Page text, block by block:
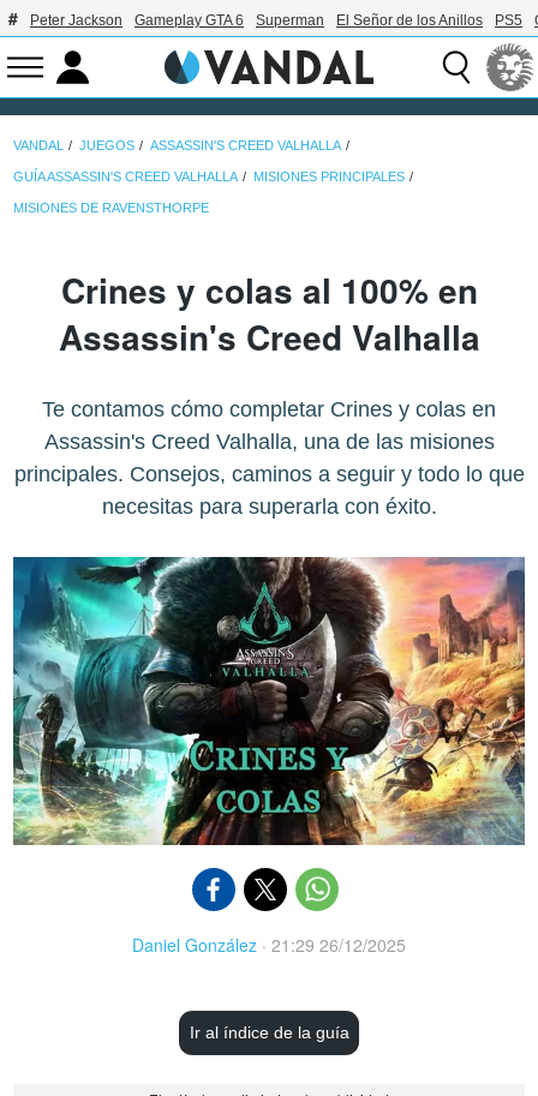
Peter Jackson Gameplay GTA 6 Superman El Señor de los Anillos PS5
VANDAL JUEGOS ASSASSIN'S CREED VALHALLA
GUÍA ASSASSIN'S CREED VALHALLA MISIONES PRINCIPALES
MISIONES DE RAVENSTHORPE
Crines y colas al 100% en
Assassin's Creed Valhalla
Te contamos cómo completar Crines y colas en
Assassin's Creed Valhalla, una de las misiones
principales. Consejos, caminos a seguir y todo lo que
necesitas para superarla con éxito.
Daniel González · 21:29 26/12/2025
Ir al índice de la guía